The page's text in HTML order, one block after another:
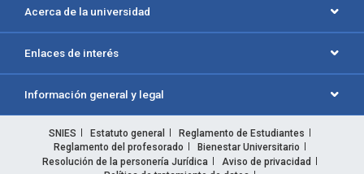
Acerca de la universidad
Enlaces de interés
Información general y legal
SNIES Estatuto general
Reglamento de Estudiantes
Reglamento del profesorado
Bienestar Universitario
Resolución de la personería Jurídica
Aviso de privacidad